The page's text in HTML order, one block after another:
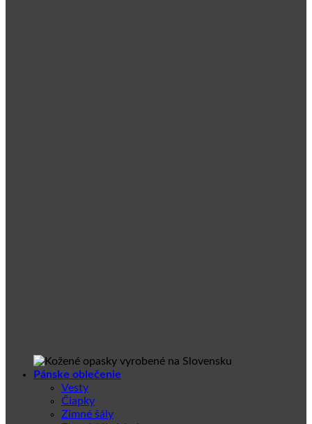
Pánske oblečenie
Vesty
Čiapky
Zimné šály